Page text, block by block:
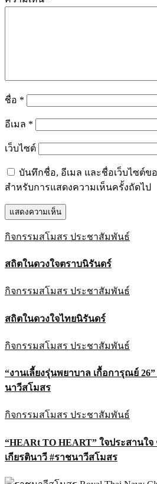
ชื่อ *
อีเมล *
เว็บไซต์
บันทึกชื่อ, อีเมล และชื่อเว็บไซต์ข
สำหรับการแสดงความเห็นครั้งถัดไป
กิจกรรมสโมสร ประชาสัมพันธ์
สถิตในดวงใจตราบนิรันดร์
กิจกรรมสโมสร ประชาสัมพันธ์
สถิตในดวงใจไทยนิรันดร์
กิจกรรมสโมสร ประชาสัมพันธ์
“งานเลี้ยงรุ่นพยาบาล เกื้อการุณย์
นาวีสโมสร
กิจกรรมสโมสร ประชาสัมพันธ์
“HEARt TO HEART” ใจประสานใ
เกียรตินาวี #ราชนาวีสโมสร